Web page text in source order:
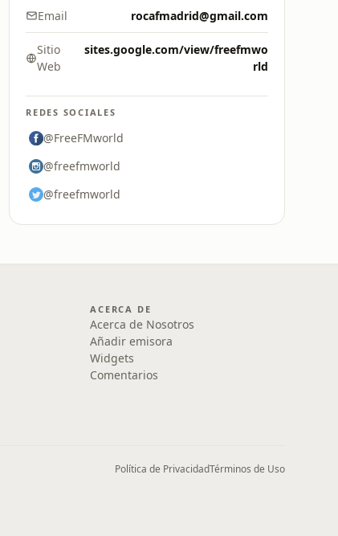
Email rocafmadrid@gmail.com
Sitio
Web
sites.google.com/view/freefmwo
rld
REDES SOCIALES
@FreeFMworld
@freefmworld
@freefmworld
ACERCA DE
Acerca de Nosotros
Añadir emisora
Widgets
Comentarios
Política de PrivacidadTérminos de Uso